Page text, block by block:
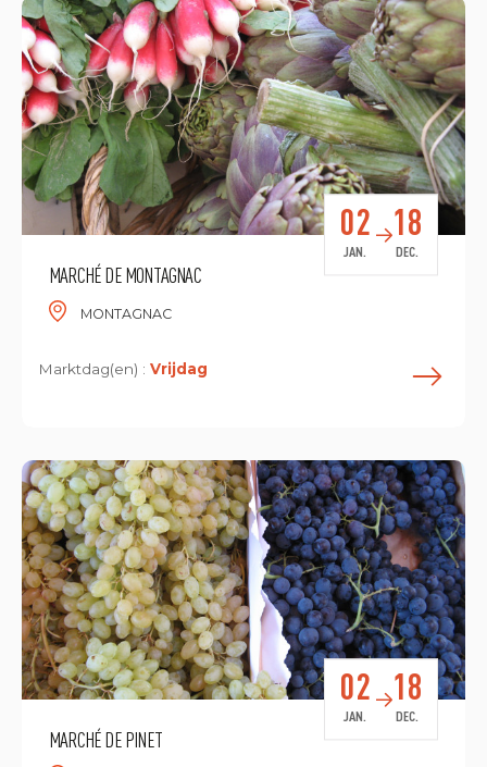
MARCHÉ DE MONTAGNAC
MONTAGNAC
02
JAN.
18
DEC.
Marktdag(en) : Vrijdag
MARCHÉ DE PINET
02
JAN.
18
DEC.